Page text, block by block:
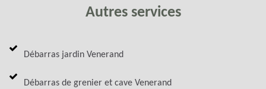
Autres services
Débarras jardin Venerand
Débarras de grenier et cave Venerand